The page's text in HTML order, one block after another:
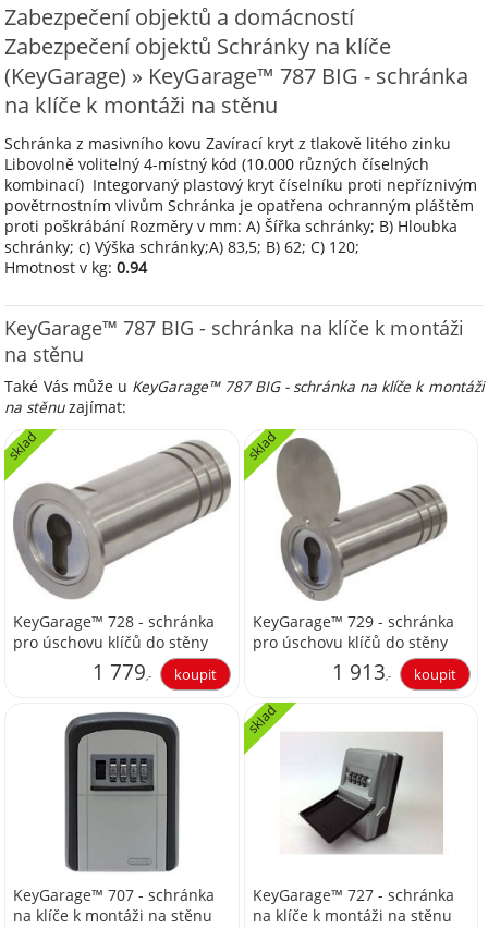
Zabezpečení objektů a domácností
Zabezpečení objektů Schránky na klíče
(KeyGarage) » KeyGarage™ 787 BIG - schránka
na klíče k montáži na stěnu
Schránka z masivního kovu Zavírací kryt z tlakově litého zinku
Libovolně volitelný 4-místný kód (10.000 různých číselných
kombinací) Integorvaný plastový kryt číselníku proti nepříznivým
povětrnostním vlivům Schránka je opatřena ochranným pláštěm
proti poškrábání Rozměry v mm: A) Šířka schránky; B) Hloubka
schránky; c) Výška schránky;A) 83,5; B) 62; C) 120;
Hmotnost v kg:0.94
KeyGarage™ 787 BIG - schránka na klíče k montáži
na stěnu
Také Vás může u KeyGarage™ 787 BIG - schránka na klíče k montáži
na stěnuzajímat:
KeyGarage™ 728 - schránka
pro úschovu klíčů do stěny
sklad
1 779,-
1 470,25
KeyGarage™ 729 - schránka
pro úschovu klíčů do stěny
sklad
1 913,-
KeyGarage™ 707 - schránka
na klíče k montáži na stěnu
KeyGarage™ 727 - schránka
na klíče k montáži na stěnu
sklad